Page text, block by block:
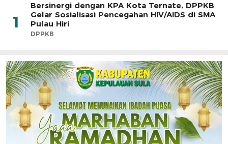
1
Bersinergi dengan KPA Kota Ternate, DPPKB
Gelar Sosialisasi Pencegahan HIV/AIDS di SMA
Pulau Hiri
DPPKB